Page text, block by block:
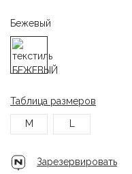
Бежевый
Таблица размеров
M
Зарезервировать